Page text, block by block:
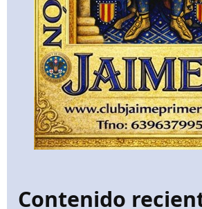
Contenido